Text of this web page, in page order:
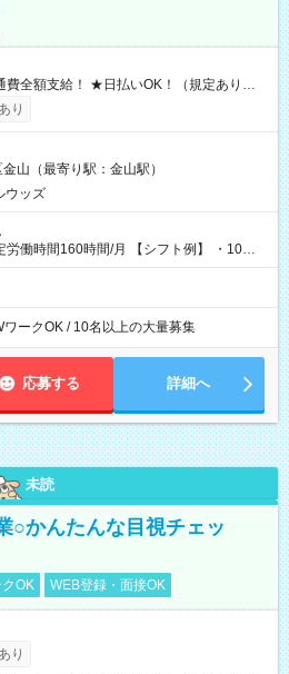
GET♪ お仕事後はコンビニATMから 日払
り
山（最寄り駅：金山駅）
ウッズ
時間/月 【シフト例】 ・10：
ワークOK / 10名以上の大量募集
応募する 詳細へ
未読
○かんたんな目視チェッ
OK WEB登録・面接OK
り